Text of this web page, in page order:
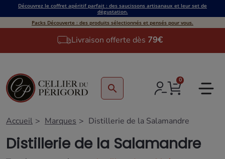
Découvrez le coffret apéritif parfait : des saucissons artisanaux et leur set de
dégustation.
Packs Découverte : des produits sélectionnés et pensés pour vous.
Livraison offerte dès 79€
search
0
Accueil Marques Distillerie de la Salamandre
Distillerie de la Salamandre